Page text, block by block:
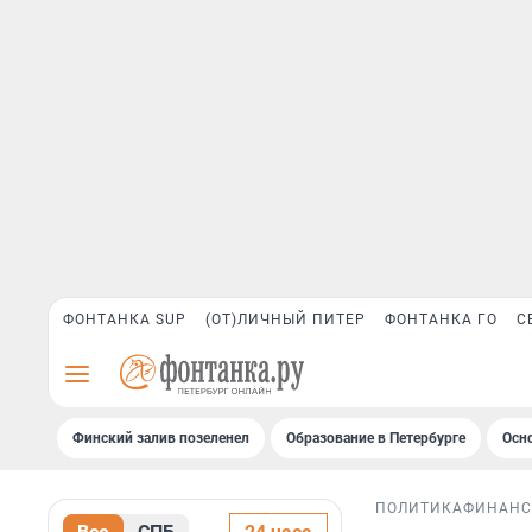
ФОНТАНКА SUP (ОТ)ЛИЧНЫЙ ПИТЕР ФОНТАНКА ГО
Финский залив позеленел Образование в Петербурге
ПОЛИТИКА